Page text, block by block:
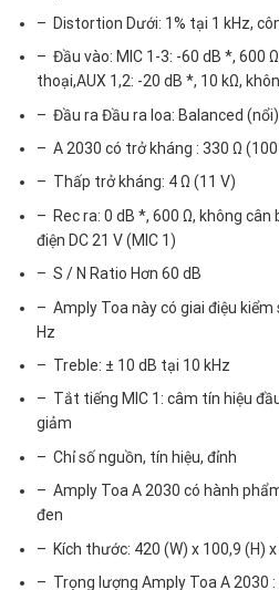
– Distortion Dưới: 1% tại 1 kHz,
– Đầu vào: MIC 1-3: -60 dB *, 600
thoại,AUX 1,2: -20 dB *, 10 kΩ,
– Đầu ra Đầu ra loa: Balanced (nổi)
– A 2030 có trở kháng : 330 Ω
– Thấp trở kháng: 4 Ω (11 V)
– Rec ra: 0 dB *, 600 Ω, không cân
điện DC 21 V (MIC 1)
– S / N Ratio Hơn 60 dB
– Amply Toa này có giai điệu
Hz
– Treble: ± 10 dB tại 10 kHz
– Tắt tiếng MIC 1: câm tín hiệu
giảm
– Chỉ số nguồn, tín hiệu, đỉnh
– Amply Toa A 2030 có hành
đen
– Kích thước: 420 (W) x 100,9 (H)
– Trọng lượng Amply Toa A 2030 :